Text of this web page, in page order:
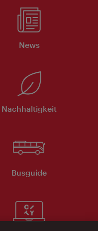
News
Nachhaltigkeit
Busguide